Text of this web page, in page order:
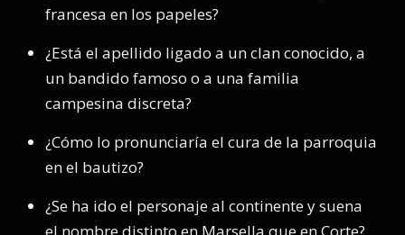
francesa en los papeles?
¿Está el apellido ligado a un clan conocido, a
un bandido famoso o a una familia
campesina discreta?
¿Cómo lo pronunciaría el cura de la parroquia
en el bautizo?
¿Se ha ido el personaje al continente y suena